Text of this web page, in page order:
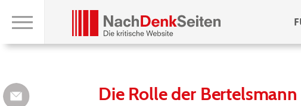
Die Rolle der